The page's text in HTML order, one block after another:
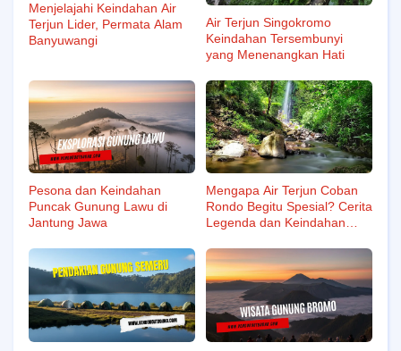
Menjelajahi Keindahan Air
Terjun Lider, Permata Alam
Banyuwangi
Air Terjun Singokromo
Keindahan Tersembunyi
yang Menenangkan Hati
Pesona dan Keindahan
Puncak Gunung Lawu di
Jantung Jawa
Mengapa Air Terjun Coban
Rondo Begitu Spesial? Cerita
Legenda dan Keindahan
oleh Waktu